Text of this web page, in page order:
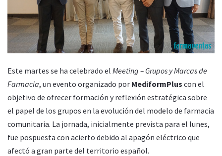
Este martes se ha celebrado el Meeting – Grupos y Marcas de
Farmacia, un evento organizado por MediformPlus con el
objetivo de ofrecer formación y reflexión estratégica sobre
el papel de los grupos en la evolución del modelo de farmacia
comunitaria. La jornada, inicialmente prevista para el lunes,
fue pospuesta con acierto debido al apagón eléctrico que
afectó a gran parte del territorio español.